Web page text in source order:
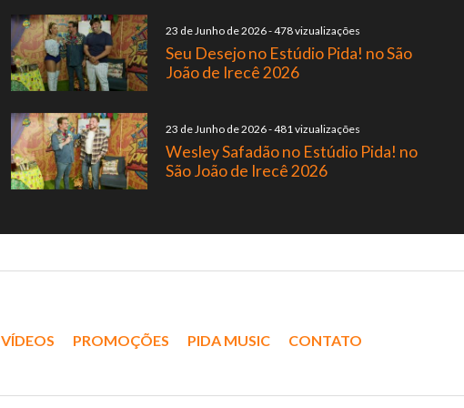
23 de Junho de 2026-478 vizualizações
Seu Desejo no Estúdio Pida! no São
João de Irecê 2026
23 de Junho de 2026-481 vizualizações
Wesley Safadão no Estúdio Pida! no
São João de Irecê 2026
VÍDEOS PROMOÇÕES PIDA MUSIC CONTATO